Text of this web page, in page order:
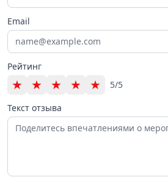
Email
Рейтинг
★ ★ ★ ★ ★
5/5
Текст отзыва